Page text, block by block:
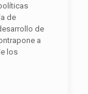
de
de
a
los